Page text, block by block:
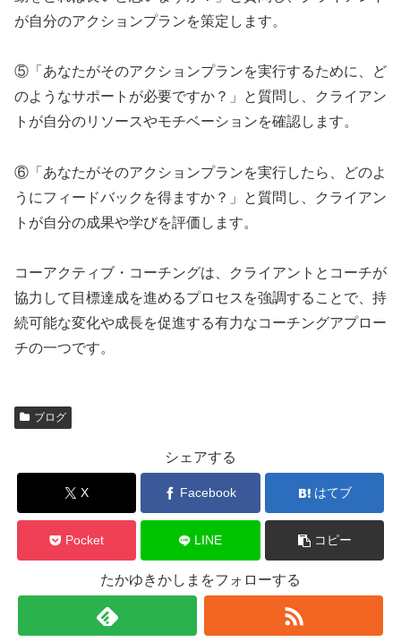
が自分のアクションプランを策定します。
⑤「あなたがそのアクションプランを実行するために、ど
のようなサポートが必要ですか？」と質問し、クライアン
トが自分のリソースやモチベーションを確認します。
⑥「あなたがそのアクションプランを実行したら、どのよ
うにフィードバックを得ますか？」と質問し、クライアン
トが自分の成果や学びを評価します。
コーアクティブ・コーチングは、クライアントとコーチが
協力して目標達成を進めるプロセスを強調することで、持
続可能な変化や成長を促進する有力なコーチングアプロー
チの一つです。
ブログ
シェアする
X Facebook はてブ
Pocket LINE コピー
たかゆきかしまをフォローする